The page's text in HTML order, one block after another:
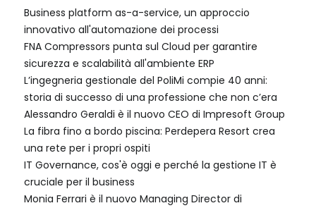
Business platform as-a-service, un approccio
innovativo all'automazione dei processi
FNA Compressors punta sul Cloud per garantire
sicurezza e scalabilità all'ambiente ERP
L’ingegneria gestionale del PoliMi compie 40 anni:
storia di successo di una professione che non c’era
Alessandro Geraldi è il nuovo CEO di Impresoft Group
La fibra fino a bordo piscina: Perdepera Resort crea
una rete per i propri ospiti
IT Governance, cos'è oggi e perché la gestione IT è
cruciale per il business
Monia Ferrari è il nuovo Managing Director di